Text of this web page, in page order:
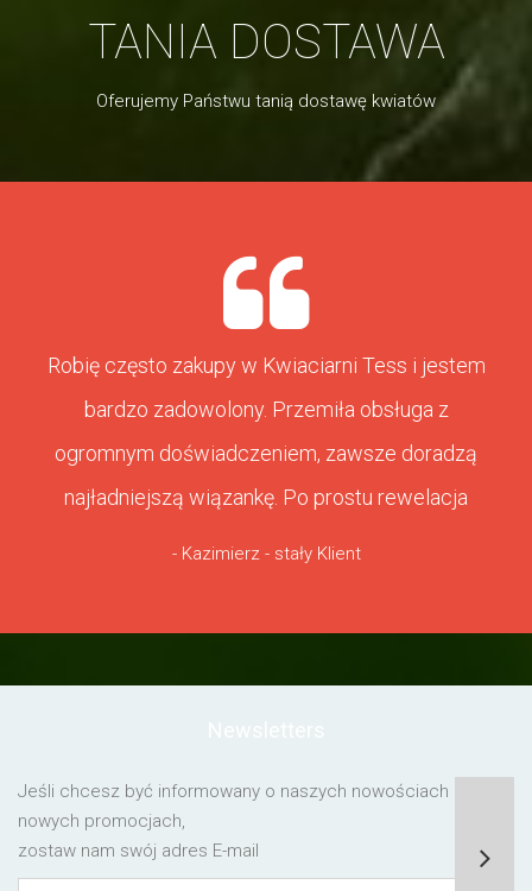
TANIA DOSTAWA
Oferujemy Państwu tanią dostawę kwiatów
Robię często zakupy w Kwiaciarni Tess i jestem
bardzo zadowolony. Przemiła obsługa z
ogromnym doświadczeniem, zawsze doradzą
najładniejszą wiązankę. Po prostu rewelacja
- Kazimierz - stały Klient
Jeśli chcesz być informowany o naszych nowościach lub o
nowych promocjach,
zostaw nam swój adres E-mail